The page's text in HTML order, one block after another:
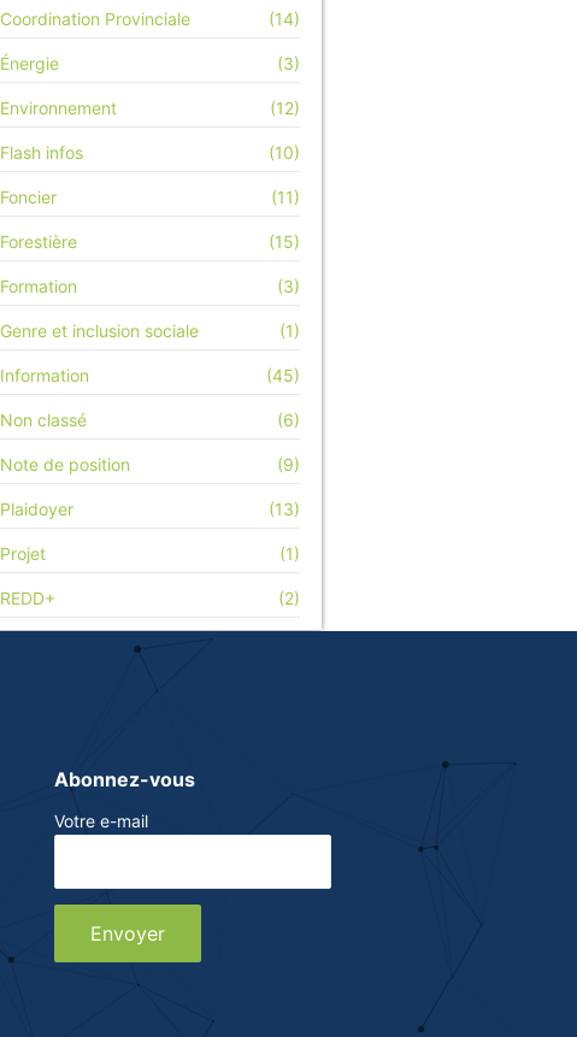
Coordination Provinciale (14)
Énergie (3)
Environnement (12)
Flash infos (10)
Foncier (11)
Forestière (15)
Formation (3)
Genre et inclusion sociale (1)
Information (45)
Non classé (6)
Note de position (9)
Plaidoyer (13)
Projet (1)
REDD+ (2)
Abonnez-vous
Votre e-mail